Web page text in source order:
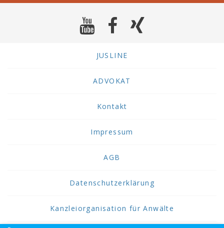
Paragraph
Absatz
Ziffer
(für
JUSLINE
ADVOKAT
Kontakt
Impressum
AGB
Datenschutzerklärung
Kanzleiorganisation für Anwälte